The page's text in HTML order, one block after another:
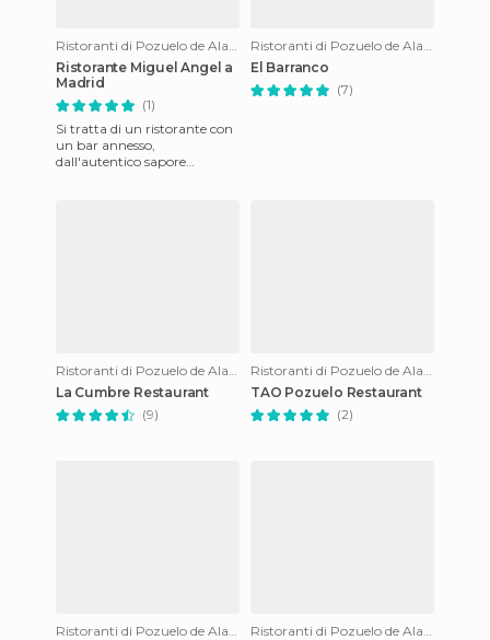
Ristoranti di Pozuelo de Alarcon
Ristorante Miguel Angel a
Madrid
(1)
Si tratta di un ristorante con
un bar annesso,
dall'autentico sapore
Ristoranti di Pozuelo de Alarcon
El Barranco
(7)
Ristoranti di Pozuelo de Alarcon
La Cumbre Restaurant
(9)
Ristoranti di Pozuelo de Alarcon
TAO Pozuelo Restaurant
(2)
Ristoranti di Pozuelo de Alarcon
Ristoranti di Pozuelo de Alarcon